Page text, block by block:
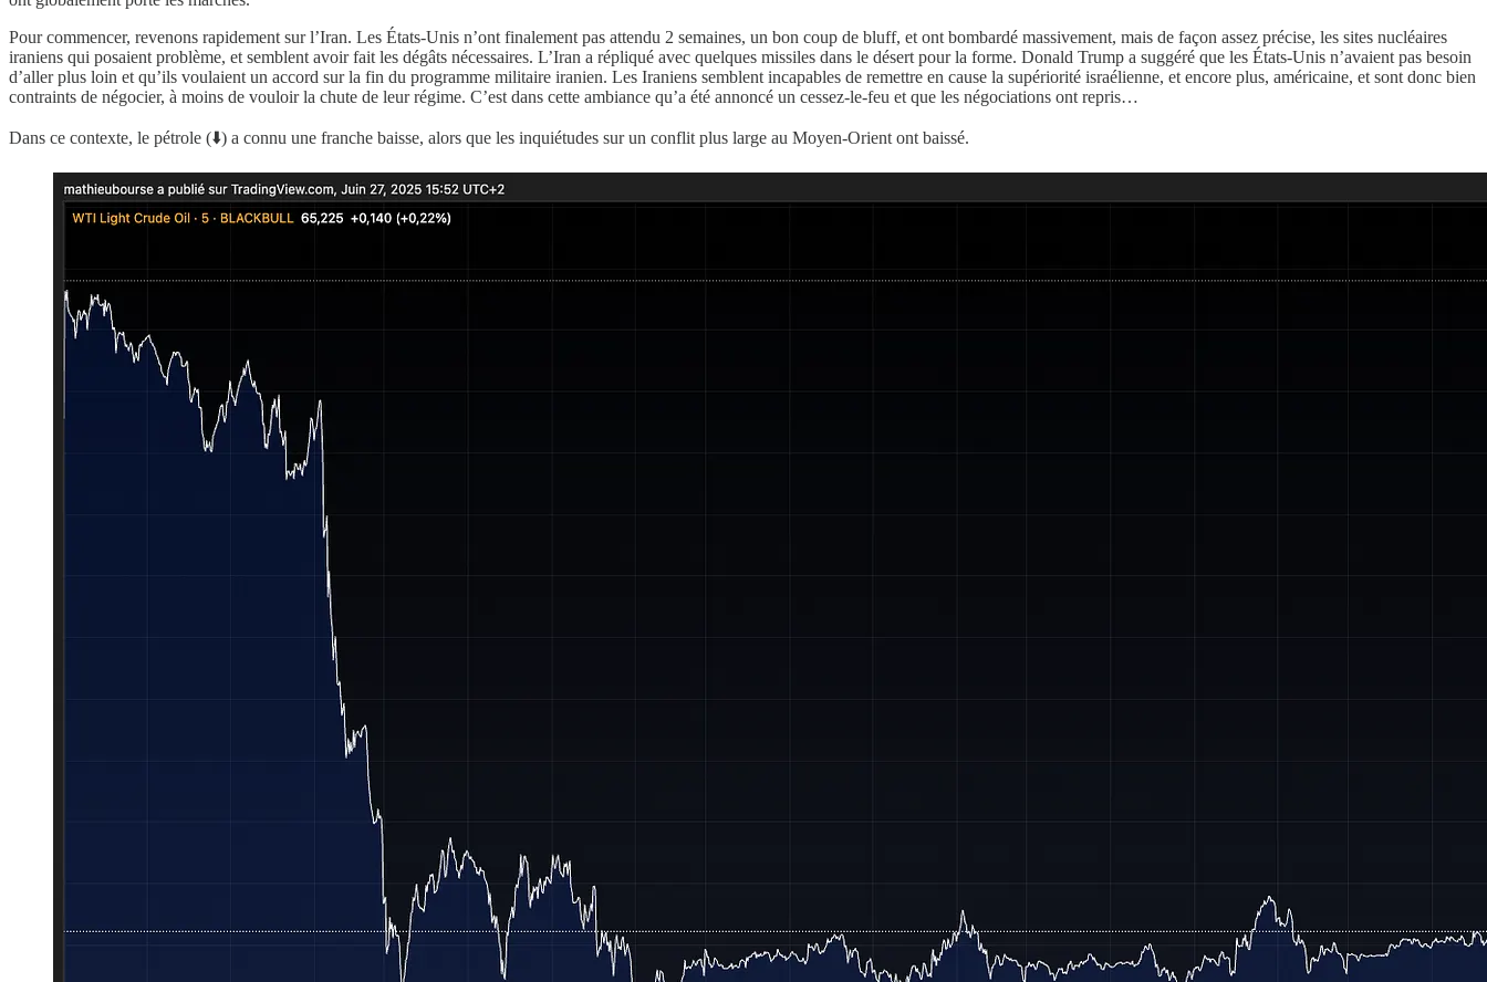
Pour commencer, revenons rapidement sur l’Iran. Les États-Unis n’ont finalement pas attendu 2 semaines, un bon coup de bluff, et ont bombardé massivement, mais de façon assez précise, les sites nucléaires
iraniens qui posaient problème, et semblent avoir fait les dégâts nécessaires. L’Iran a répliqué avec quelques missiles dans le désert pour la forme. Donald Trump a suggéré que les États-Unis n’avaient pas besoin
d’aller plus loin et qu’ils voulaient un accord sur la fin du programme militaire iranien. Les Iraniens semblent incapables de remettre en cause la supériorité israélienne, et encore plus, américaine, et sont donc bien
contraints de négocier, à moins de vouloir la chute de leur régime. C’est dans cette ambiance qu’a été annoncé un cessez-le-feu et que les négociations ont repris…
Dans ce contexte, le pétrole (⬇️) a connu une franche baisse, alors que les inquiétudes sur un conflit plus large au Moyen-Orient ont baissé.